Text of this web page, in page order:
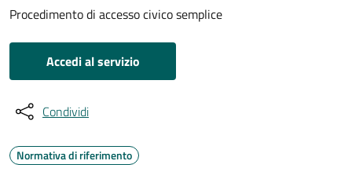
Procedimento di accesso civico semplice
Accedi al servizio
Condividi
Normativa di riferimento